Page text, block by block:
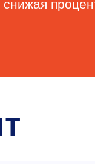
снижая